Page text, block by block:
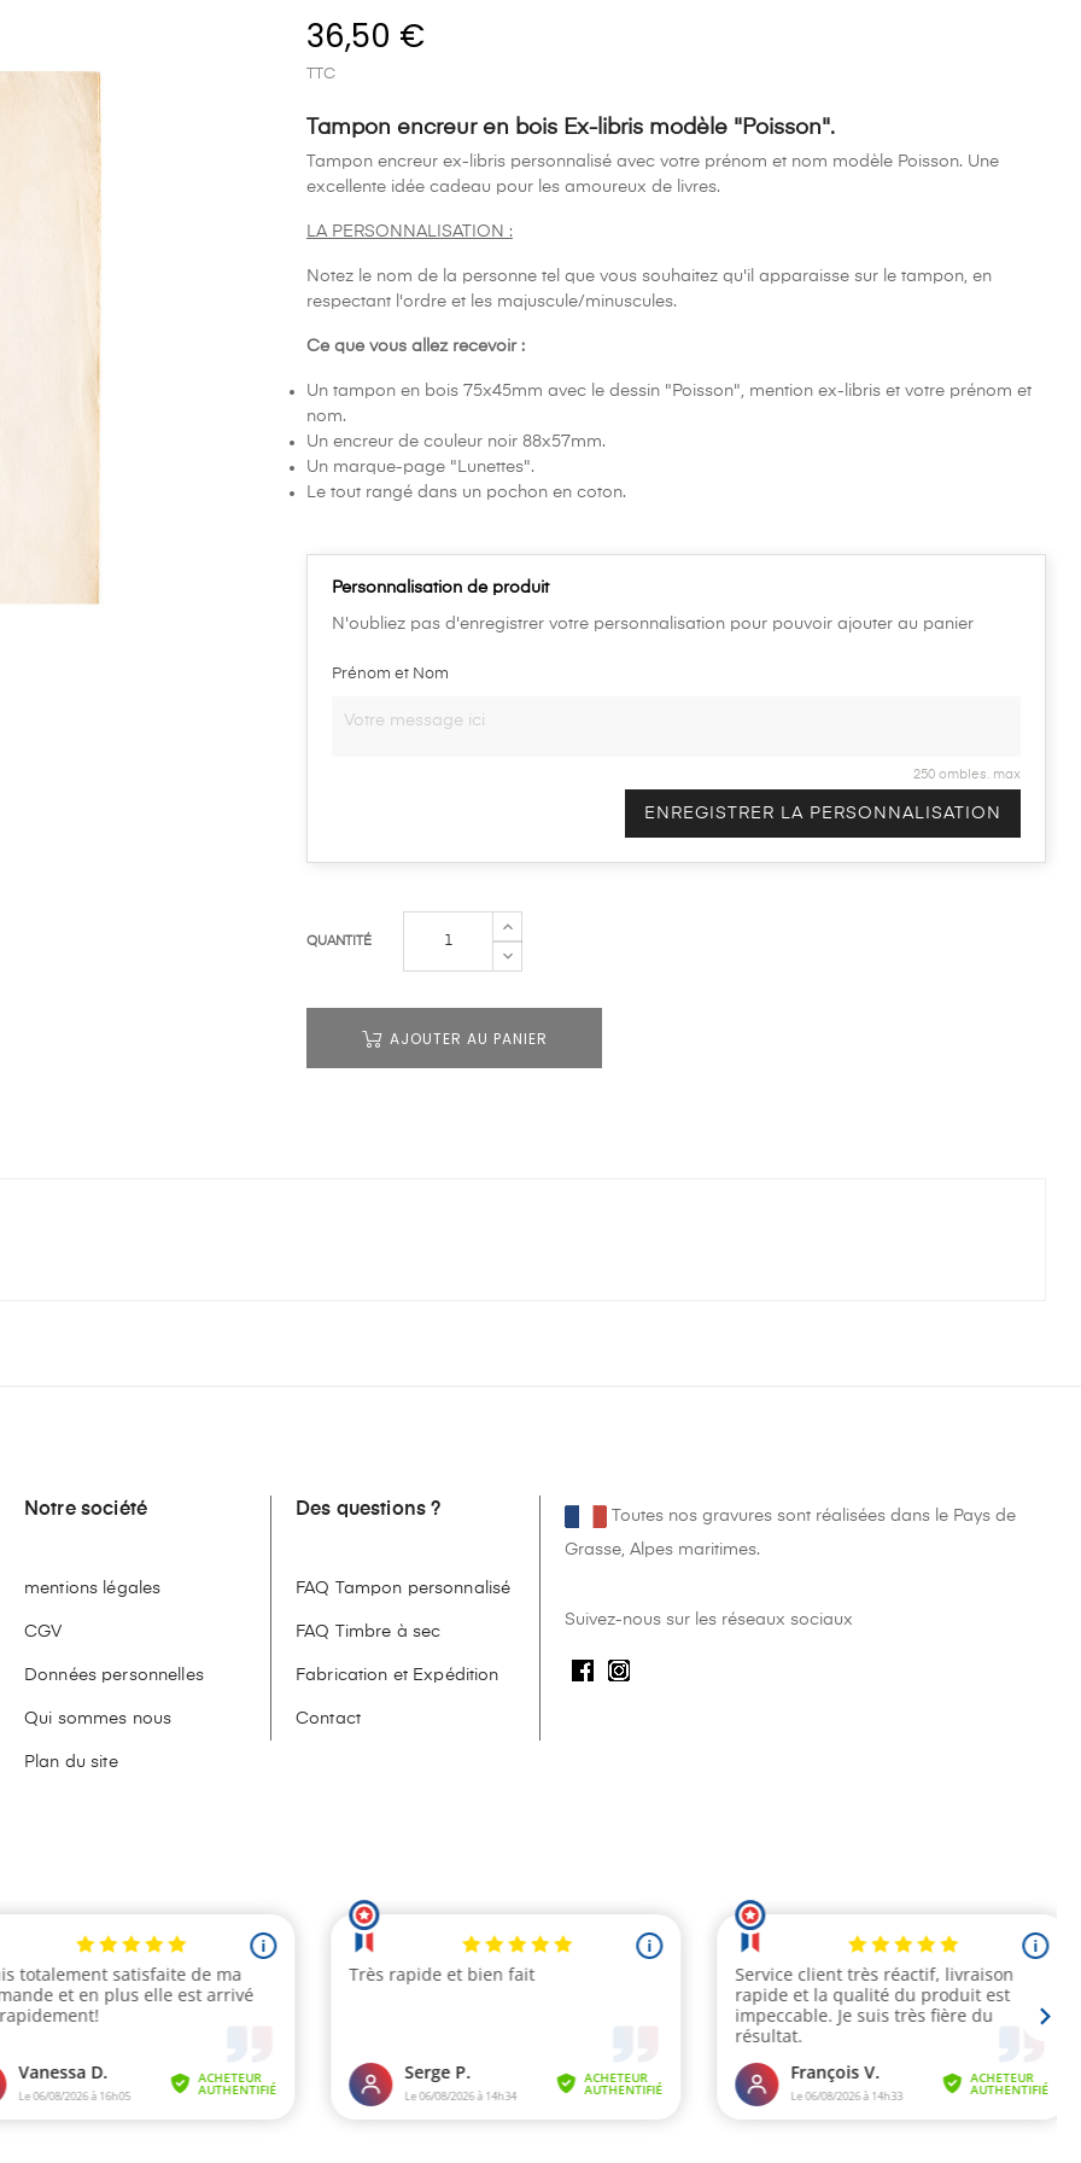
36,50 €
TTC
Tampon encreur en bois Ex-libris modèle "Poisson".
Tampon encreur ex-libris personnalisé avec votre prénom et nom modèle Poisson. Une
excellente idée cadeau pour les amoureux de livres.
LA PERSONNALISATION :
Notez le nom de la personne tel que vous souhaitez qu'il apparaisse sur le tampon, en
respectant l'ordre et les majuscule/minuscules.
Ce que vous allez recevoir :
Un tampon en bois 75x45mm avec le dessin "Poisson", mention ex-libris et votre prénom et
nom.
Un encreur de couleur noir 88x57mm.
Un marque-page "Lunettes".
Le tout rangé dans un pochon en coton.
Personnalisation de produit
N'oubliez pas d'enregistrer votre personnalisation pour pouvoir ajouter au panier
Prénom et Nom
250 ombles. max
ENREGISTRER LA PERSONNALISATION
QUANTITÉ
AJOUTER AU PANIER
Notre société
mentions légales
CGV
Données personnelles
Qui sommes nous
Plan du site
Des questions ?
FAQ Tampon personnalisé
FAQ Timbre à sec
Fabrication et Expédition
Contact
Toutes nos gravures sont réalisées dans le Pays de
Grasse, Alpes maritimes.
Suivez-nous sur les réseaux sociaux